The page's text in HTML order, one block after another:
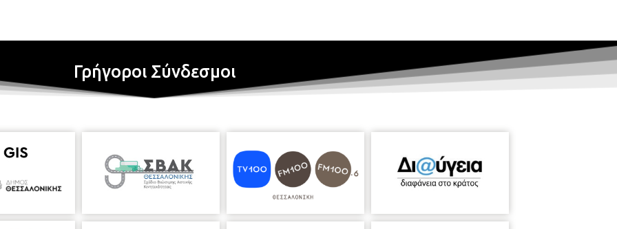
Τσιαούση
Καμπανταΐδου, Διώνη Καλαρέτου, Έλμα Βλαστοπούλου, Κώστας Δάφτσιος, Νικολέτα Λάππα, Χριστίνα
στο τμήμα Θεάτρου Α.Π.Θ τον Φεβρουάριο του 2022. Το "Ακόμα και οι καουμπόισσες μελαγχολούν"
και παρουσιάστηκε πρώτη φορά στο Θέατρο Κλειώ τον Σεπτέμβρη του 2022.
Γρήγοροι Σύνδεσμοι